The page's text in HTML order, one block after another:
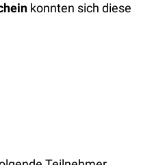
konnten sich diese